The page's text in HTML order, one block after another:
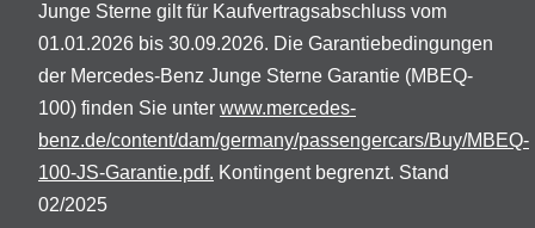
Junge Sterne gilt für Kaufvertragsabschluss vom
01.01.2026 bis 30.09.2026. Die Garantiebedingungen
der Mercedes-Benz Junge Sterne Garantie (MBEQ-
100) finden Sie unter www.mercedes-
benz.de/content/dam/germany/passengercars/Buy/MBEQ-
100-JS-Garantie.pdf. Kontingent begrenzt. Stand
02/2025